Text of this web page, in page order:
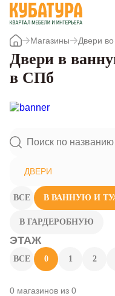
Магазины Двери
Двери в
в СПб
ДВЕРИ
ВСЕ В ВАННУЮ И
В ГАРДЕРОБНУЮ
ЭТАЖ
ВСЕ 0 1 2
0 магазинов из 0